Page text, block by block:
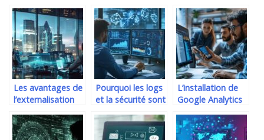
reseau
informatique
AVI gratuitement
votre utilisation
de Twitter
Les avantages de
l’externalisation
entreprises
européennes
Pourquoi les logs
et la sécurité sont
aux
cyberattaques
L’installation de
Google Analytics
mobile : La clé
pour segmenter